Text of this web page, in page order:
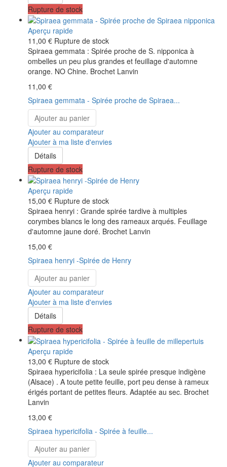
Rupture de stock
Aperçu rapide
11,00 € Rupture de stock
Spiraea gemmata : Spirée proche de S. nipponica à
ombelles un peu plus grandes et feuillage d'automne
orange. NO Chine. Brochet Lanvin
11,00 €
Spiraea gemmata - Spirée proche de Spiraea...
Ajouter au panier
Ajouter au comparateur
Ajouter à ma liste d'envies
Détails
Rupture de stock
Aperçu rapide
15,00 € Rupture de stock
Spiraea henryi : Grande spirée tardive à multiples
corymbes blancs le long des rameaux arqués. Feuillage
d'automne jaune doré. Brochet Lanvin
15,00 €
Spiraea henryi -Spirée de Henry
Ajouter au panier
Ajouter au comparateur
Ajouter à ma liste d'envies
Détails
Rupture de stock
Aperçu rapide
13,00 € Rupture de stock
Spiraea hypericifolia : La seule spirée presque indigène
(Alsace) . A toute petite feuille, port peu dense à rameux
érigés portant de petites fleurs. Adaptée au sec. Brochet
Lanvin
13,00 €
Spiraea hypericifolia - Spirée à feuille...
Ajouter au panier
Ajouter au comparateur